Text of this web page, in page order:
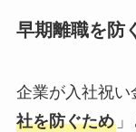
早期離職を防
企業が入社祝い
社を防ぐため」